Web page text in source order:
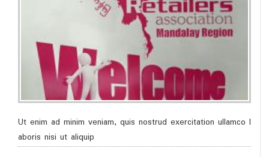
Ut enim ad minim veniam, quis nostrud exercitation ullamco l
aboris nisi ut aliquip